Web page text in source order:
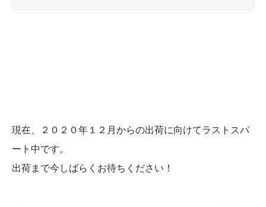
現在、２０２０年１２月からの出荷に向けてラストスパ
ート中です。
出荷まで今しばらくお待ちください！